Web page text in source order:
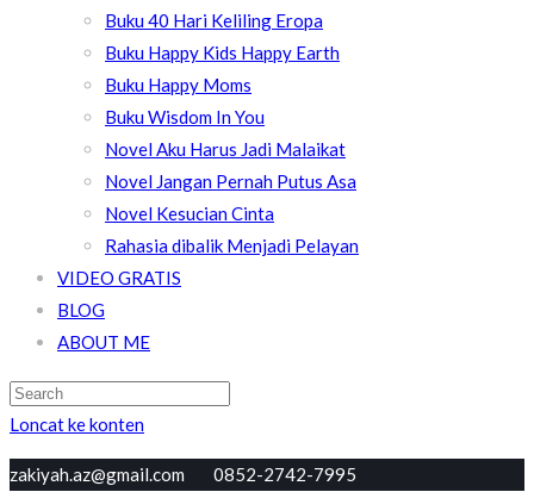
Buku 40 Hari Keliling Eropa
Buku Happy Kids Happy Earth
Buku Happy Moms
Buku Wisdom In You
Novel Aku Harus Jadi Malaikat
Novel Jangan Pernah Putus Asa
Novel Kesucian Cinta
Rahasia dibalik Menjadi Pelayan
VIDEO GRATIS
BLOG
ABOUT ME
Loncat ke konten
zakiyah.az@gmail.com 0852-2742-7995